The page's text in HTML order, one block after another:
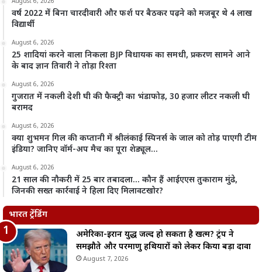
वर्ष 2022 में बिना चारदीवारी और फर्श पर बैठकर पढ़ने को मजबूर थे 4 लाख
विद्यार्थी
August 6, 2026
25 शादियां करने वाला निकला BJP विधायक का समधी, प्रकरण सामने आने
के बाद ज्ञान तिवारी ने तोड़ा रिश्ता
August 6, 2026
गुजरात में नकली देशी घी की फैक्ट्री का भंडाफोड़, 30 हजार लीटर नकली घी
बरामद
August 6, 2026
क्या शुभमन गिल की कप्तानी में श्रीलंकाई स्पिनर्स के जाल को तोड़ पाएगी टीम
इंडिया? जानिए वॉर्म-अप मैच का पूरा शेड्यूल…
August 6, 2026
21 साल की नौकरी में 25 बार तबादला… कौन हैं आईएएस तुकाराम मुंढे,
जिनकी सख्त कार्रवाई ने हिला दिए मिलावटखोर?
भारत ट्रेंडिंग
अमेरिका-ईरान युद्ध जल्द हो सकता है खत्म? ट्रंप ने
समझौते और परमाणु हथियारों को लेकर किया बड़ा दावा
August 7, 2026